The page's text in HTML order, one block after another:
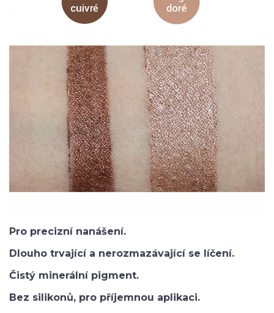
Pro precizní nanášení.
Dlouho trvající a nerozmazávající se líčení.
Čistý minerální pigment.
Bez silikonů, pro příjemnou aplikaci.